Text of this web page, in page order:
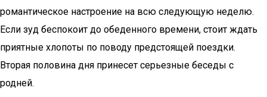
романтическое настроение на всю следующую неделю.
Если зуд беспокоит до обеденного времени, стоит ждать
приятные хлопоты по поводу предстоящей поездки.
Вторая половина дня принесет серьезные беседы с
родней.